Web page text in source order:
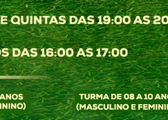
leva cinema
intenso e tempo firme
chega ao bairro Nova
do Festival de Dança de